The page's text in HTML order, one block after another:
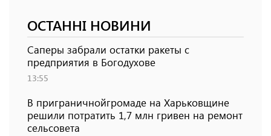
ОСТАННІ НОВИНИ
Саперы забрали остатки ракеты с
предприятия в Богодухове
13:55
В приграничнойгромаде на Харьковщине
решили потратить 1,7 млн ​​гривен на ремонт
сельсовета